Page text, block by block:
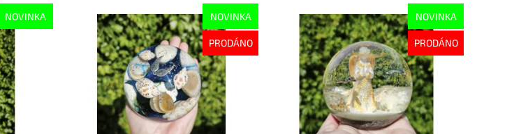
NOVINKA
NOVINKA
PRODÁNO
Dostupnost:
Vyprodáno
10671
NOVINKA
PRODÁNO
Dostupnost:
Vyprodáno
10670